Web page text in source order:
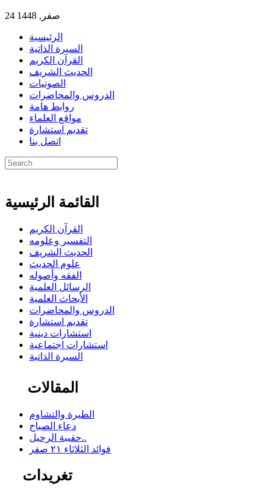
24 صفر, 1448
الرئيسية
السيرة الذاتية
القرآن الكريم
الحديث الشريف
الصوتيات
الدروس والمحاضرات
روابط هامة
مواقع العلماء
تقديم استشارة
اتصل بنا
القائمة الرئيسية
القرآن الكريم
التفسير وعلومه
الحديث الشريف
علوم الحديث
الفقه وأصوله
الرسائل العلمية
الأبحاث العلمية
الدروس والمحاضرات
تقديم استشارة
استشارات دينية
استشارات اجتماعية
السيرة الذاتية
المقالات
الطيرة والتشاوم
دعاء الصباح
حقيبة الرحيل..
فوائد الثلاثاء ٢١ صفر
تغريدات